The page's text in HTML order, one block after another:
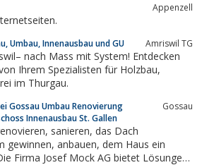
Appenzell
Umbau, Innenausbau und GU Amriswil TG
nach Mass mit System! Entdecken
Ihrem Spezialisten für Holzbau,
im Thurgau.
Gossau Umbau Renovierung
Innenausbau St. Gallen
Gossau
Firma Josef Mock AG bietet Lösungen